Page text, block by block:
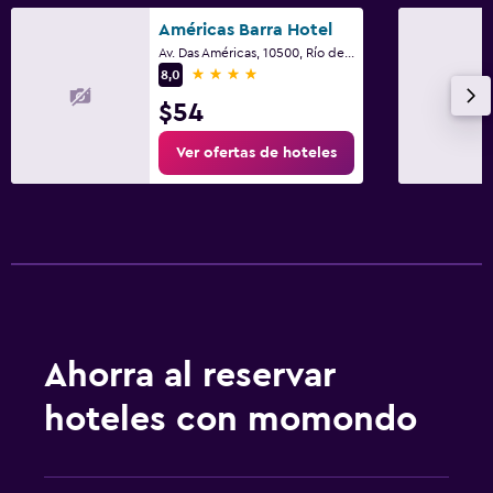
Américas Barra Hotel
8,0
4 estrellas
$54
Ver ofertas de hoteles
Ahorra al reservar
hoteles con momondo